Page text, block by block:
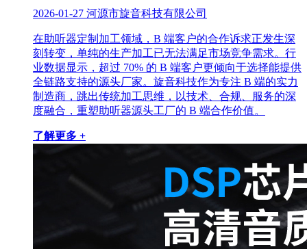
2026-01-27 河源市旋音科技有限公司
在助听器定制加工领域，B 端客户的合作诉求正发生深
刻转变，单纯的生产加工已无法满足市场竞争需求。行
业数据显示，超过 70% 的 B 端客户更倾向于选择能提供
全链路支持的源头厂家。旋音科技作为专注 B 端的实力
制造商，跳出传统加工思维，以技术、合规、服务的深
度融合，重塑助听器源头工厂的 B 端合作价值。
了解更多 +